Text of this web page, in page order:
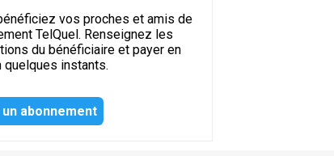
vos proches et amis de
TelQuel. Renseignez les
du bénéficiaire et payer en
quelques instants.
abonnement